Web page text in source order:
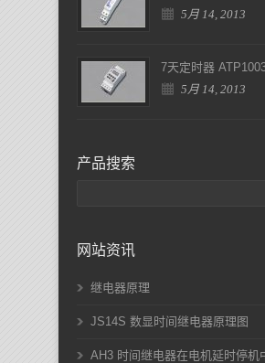
5月 14, 2013
7天定时器
5月 14, 2013
产品搜索
网站资讯
继电器原理
JS14S 数显时间继电器原理图
AH3 时间继电器在电机延时停机